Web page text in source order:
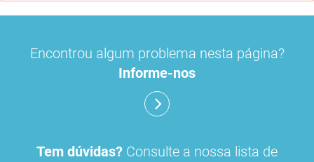
Encontrou algum problema nesta página?
Informe-nos
Tem dúvidas? Consulte a nossa lista de